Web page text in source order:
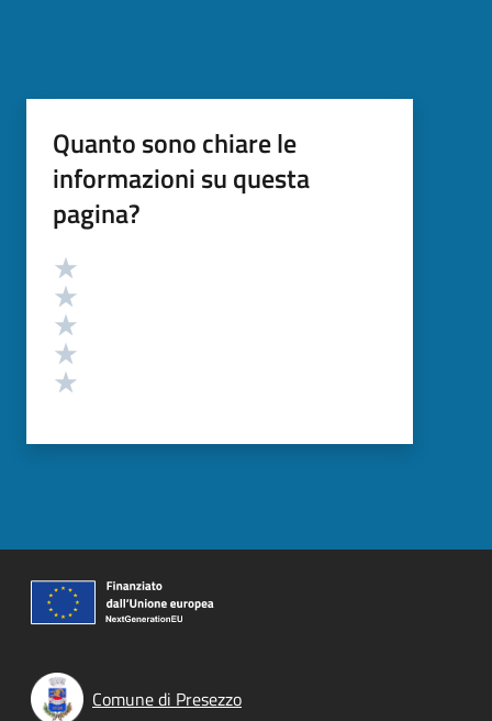
Quanto sono chiare le
informazioni su questa
pagina?
Valutazione
Comune di Presezzo